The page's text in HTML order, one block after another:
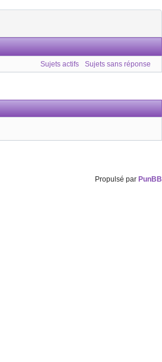
Sujets actifs Sujets sans réponse
Propulsé par PunBB